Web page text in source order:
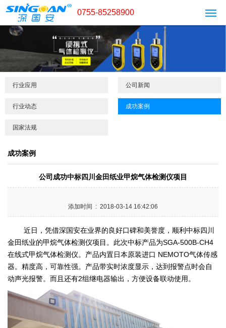
0755-85258900
行业应用 公司新闻
行业动态 成功案例
国家法规
成功案例
公司成功中标四川金田纸业甲烷气体检测仪项目
添加时间 : 2018-03-14 16:42:06
近日，凭借深国安在业界的良好口碑和美誉度，顺利中标四川
金田纸业的甲烷气体检测仪项目。此次中标产品为SGA-500B-CH4
在线式甲烷气体检测仪。产品内置日本原装进口 NEMOTO气体传感
器。精度高，可靠性强。产品带实时浓度显示，达到报警点时会自
动声光报警。而且还有2组继电器输出，方便设备联动使用。